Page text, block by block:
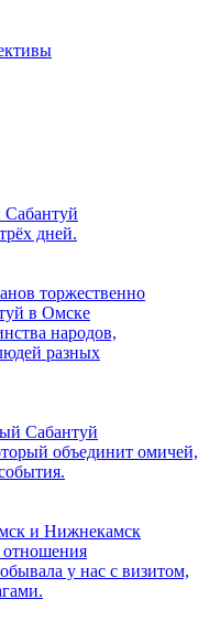
дней.
торжественно
в Омске
народов,
разных
Сабантуй
объединит омичей,
и Нижнекамск
отношения
у нас с визитом,